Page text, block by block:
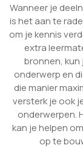
Wanneer je
is het aan te
om je kennis
extra
bronnen,
onderwerp en
die manier
versterk je ook
onderwerpen.
kan je helpen
op te